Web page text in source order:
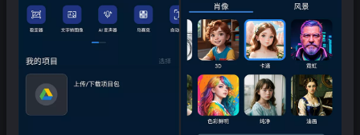
❄